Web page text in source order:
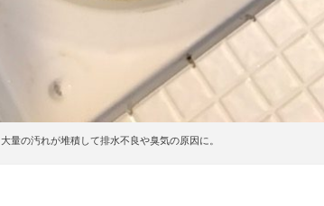
大量の汚れが堆積して排水不良や臭気の原因に。